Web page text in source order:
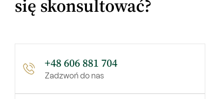
się skonsultować?
+48 606 881 704
Zadzwoń do nas